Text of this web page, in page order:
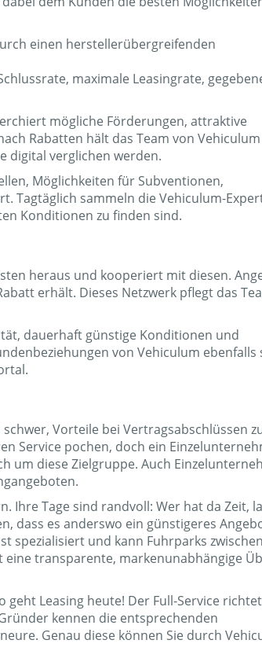
einen herstellerübergreifenden
maximale Leasingrate,
mögliche Förderungen, attraktive
Rabatten hält das Team von Vehiculum
digital verglichen werden.
Möglichkeiten für Subventionen,
Tagtäglich sammeln die Vehiculum-
Konditionen zu finden sind.
heraus und kooperiert mit diesen.
erhält. Dieses Netzwerk pflegt das
dauerhaft günstige Konditionen und
von Vehiculum ebenfalls
Vorteile bei Vertragsabschlüssen
Service pochen, doch ein
um diese Zielgruppe. Auch
Ihre Tage sind randvoll: Wer hat da Zeit,
dass es anderswo ein günstigeres
spezialisiert und kann Fuhrparks
eine transparente, markenunabhängige
Leasing heute! Der Full-Service
kennen die entsprechenden
Genau diese können Sie durch